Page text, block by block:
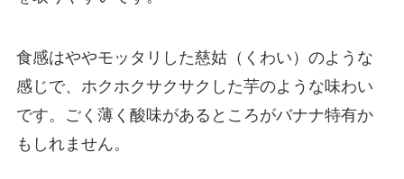
食感はややモッタリした慈姑（くわい）のような
感じで、ホクホクサクサクした芋のような味わい
です。ごく薄く酸味があるところがバナナ特有か
もしれません。